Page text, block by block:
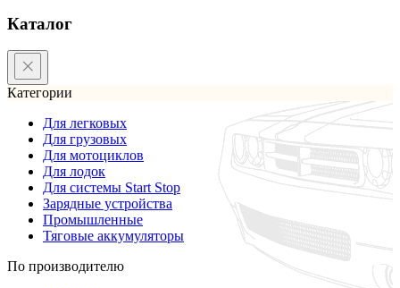
Каталог
Категории
Для легковых
Для грузовых
Для мотоциклов
Для лодок
Для системы Start Stop
Зарядные устройства
Промышленные
Тяговые аккумуляторы
По производителю